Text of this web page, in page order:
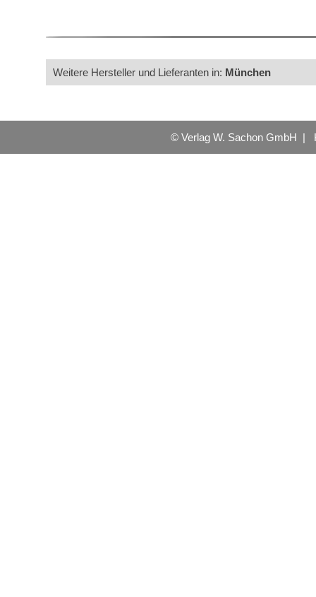
Weitere Hersteller und Lieferanten in: München
© Verlag W. Sachon GmbH |